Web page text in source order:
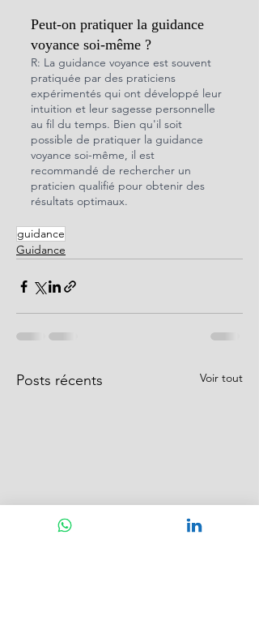
Peut-on pratiquer la guidance
voyance soi-même ?
R: La guidance voyance est souvent
pratiquée par des praticiens
expérimentés qui ont développé leur
intuition et leur sagesse personnelle
au fil du temps. Bien qu'il soit
possible de pratiquer la guidance
voyance soi-même, il est
recommandé de rechercher un
praticien qualifié pour obtenir des
résultats optimaux.
guidance
Guidance
Posts récents Voir tout